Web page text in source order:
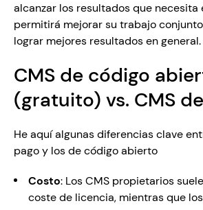
alcanzar los resultados que necesita
permitirá mejorar su trabajo
CMS de código
(gratuito) vs. CMS
He aquí algunas diferencias clave
pago y los de código abierto
Costo: Los CMS propietarios
coste de licencia, mientras que